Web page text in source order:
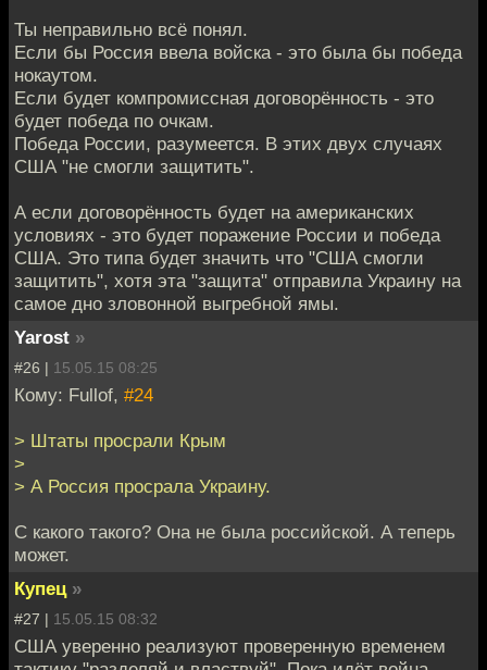
Ты неправильно всё понял.
Если бы Россия ввела войска - это была бы победа
нокаутом.
Если будет компромиссная договорённость - это
будет победа по очкам.
Победа России, разумеется. В этих двух случаях
США "не смогли защитить".
А если договорённость будет на американских
условиях - это будет поражение России и победа
США. Это типа будет значить что "США смогли
защитить", хотя эта "защита" отправила Украину на
самое дно зловонной выгребной ямы.
Yarost »
#26 | 15.05.15 08:25
Кому: Fullof, #24
> Штаты просрали Крым
>
> А Россия просрала Украину.
С какого такого? Она не была российской. А теперь
может.
Купец »
#27 | 15.05.15 08:32
США уверенно реализуют проверенную временем